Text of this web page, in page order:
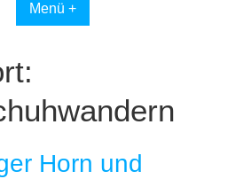
Menü +
Horn und